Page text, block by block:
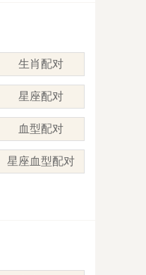
生肖配对
星座配对
血型配对
星座血型配对